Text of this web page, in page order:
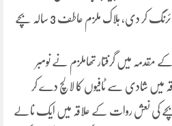
دی، ہلاک ملزم عاطف 3 سالہ بچے
مقدمہ میں گرفتار تھاملزم نے نومبر
میں شادی سے ٹافیوں کا لالچ دے کر
تھا دو ماہ کے بعد 3 سالہ بچے کی نعش روات کے علاقہ میں ایک نالے